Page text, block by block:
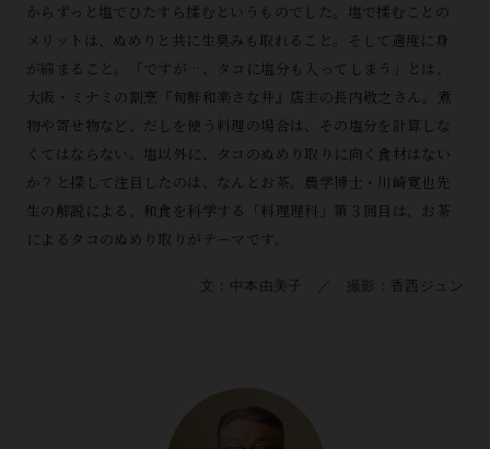
からずっと塩でひたすら揉むというものでした。塩で揉むことの
メリットは、ぬめりと共に生臭みも取れること。そして適度に身
が締まること。「ですが…、タコに塩分も入ってしまう」とは、
大阪・ミナミの割烹『旬鮮和楽さな井』店主の長内敬之さん。煮
物や寄せ物など、だしを使う料理の場合は、その塩分を計算しな
くてはならない。塩以外に、タコのぬめり取りに向く食材はない
か？と探して注目したのは、なんとお茶。農学博士・川崎寛也先
生の解説による、和食を科学する「料理理科」第３回目は、お茶
によるタコのぬめり取りがテーマです。
文：中本由美子 ／ 撮影：香西ジュン